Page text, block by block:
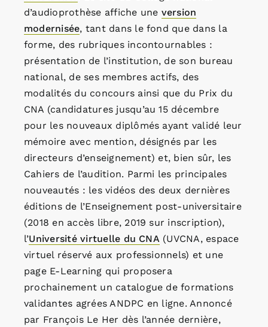
d’audioprothèse affiche une version
modernisée, tant dans le fond que dans la
forme, des rubriques incontournables :
présentation de l’institution, de son bureau
national, de ses membres actifs, des
modalités du concours ainsi que du Prix du
CNA (candidatures jusqu’au 15 décembre
pour les nouveaux diplômés ayant validé leur
mémoire avec mention, désignés par les
directeurs d’enseignement) et, bien sûr, les
Cahiers de l’audition. Parmi les principales
nouveautés : les vidéos des deux dernières
éditions de l’Enseignement post-universitaire
(2018 en accès libre, 2019 sur inscription),
l’Université virtuelle du CNA (UVCNA, espace
virtuel réservé aux professionnels) et une
page E-Learning qui proposera
prochainement un catalogue de formations
validantes agrées ANDPC en ligne. Annoncé
par François Le Her dès l’année dernière,